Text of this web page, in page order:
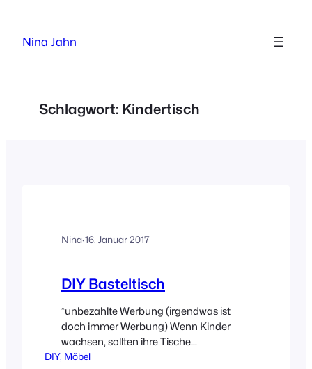
springen
Nina Jahn
Schlagwort: Kindertisch
Nina·16. Januar 2017
DIY Basteltisch
*unbezahlte Werbung (irgendwas ist
doch immer Werbung) Wenn Kinder
wachsen, sollten ihre Tische
mitwachsen! Leider tun sie das nur nicht
DIY, Möbel